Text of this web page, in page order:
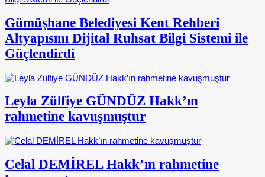
Gümüşhane Belediyesi Kent Rehberi
Altyapısını Dijital Ruhsat Bilgi Sistemi ile
Güçlendirdi
Leyla Zülfiye GÜNDÜZ Hakk’ın
rahmetine kavuşmuştur
Celal DEMİREL Hakk’ın rahmetine